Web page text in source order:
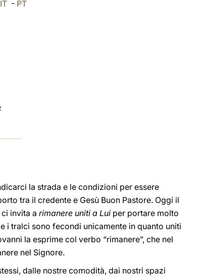
IT- PT
la strada e le condizioni per essere
tra il credente e Gesù Buon Pastore. Oggi il
ci invita a rimanere uniti a Lui per portare molto
i tralci sono fecondi unicamente in quanto uniti
la esprime col verbo “rimanere”, che nel
nel Signore.
dalle nostre comodità, dai nostri spazi